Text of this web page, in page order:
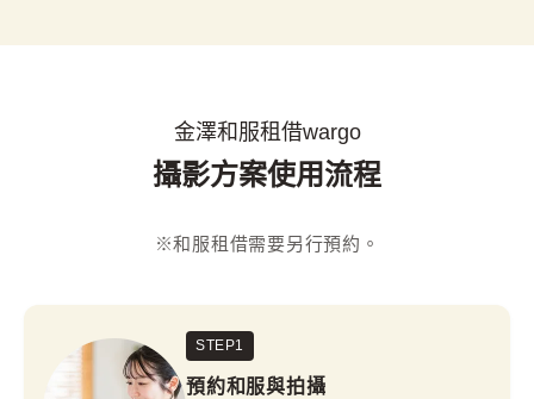
金澤和服租借wargo
攝影方案使用流程
※和服租借需要另行預約。
STEP1
預約和服與拍攝